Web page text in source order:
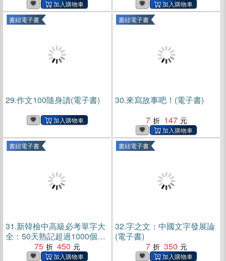
書紐電子書
29.作文100隨身讀(電子書)
書紐電子書
30.來寫故事吧！(電子書)
7
147
書紐電子書
31.新韓檢中高級必考單字大
全：50天熟記超過1000個重
點單字與歷屆考題用法(電子
75 450
書紐電子書
32.字之文：中國文字發展論
(電子書)
7
350